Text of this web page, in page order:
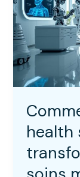
transforme
les
soins
médicaux
health